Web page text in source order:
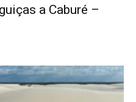
a Caburé –